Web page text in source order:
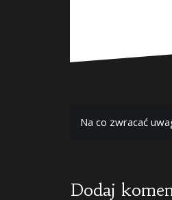
Na co zwracać
Dodaj